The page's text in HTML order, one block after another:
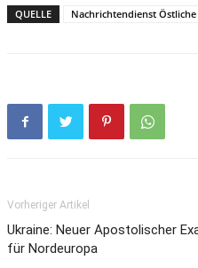
QUELLE Nachrichtendienst
Vorheriger Artikel
Ukraine: Neuer Apostolischer
für Nordeuropa